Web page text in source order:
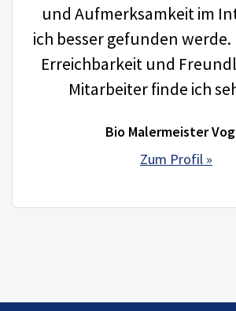
und Aufmerksamkeit im
ich besser gefunden werde.
Erreichbarkeit und
Mitarbeiter finde ich
Bio Malermeister
Zum Profil »